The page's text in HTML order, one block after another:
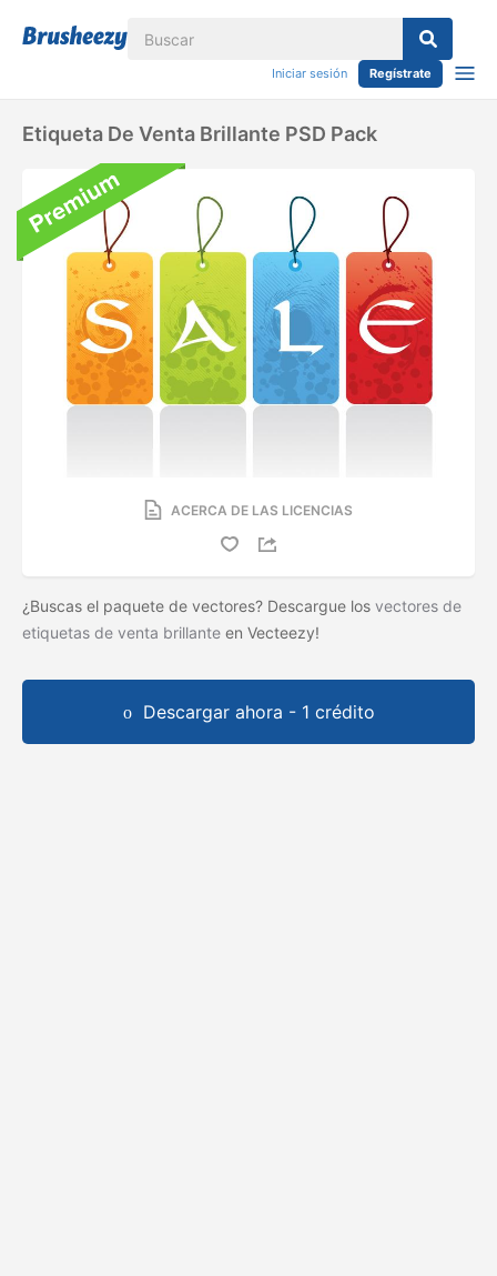
Iniciar sesión Regístrate
Etiqueta De Venta Brillante PSD Pack
ACERCA DE LAS LICENCIAS
¿Buscas el paquete de vectores? Descargue los vectores de
etiquetas de venta brillante en Vecteezy!
Descargar ahora - 1 crédito